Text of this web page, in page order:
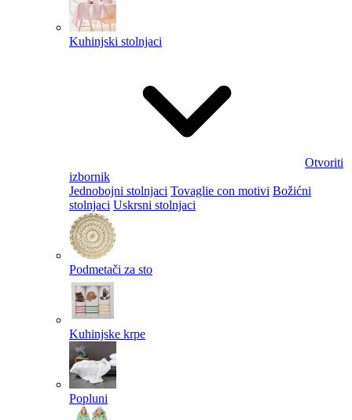
Kuhinjski stolnjaci
Otvoriti
izbornik
Jednobojni stolnjaci Tovaglie con motivi Božićni
stolnjaci Uskrsni stolnjaci
Podmetači za sto
Kuhinjske krpe
Popluni